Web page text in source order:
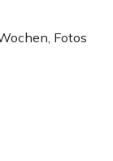
Fotos